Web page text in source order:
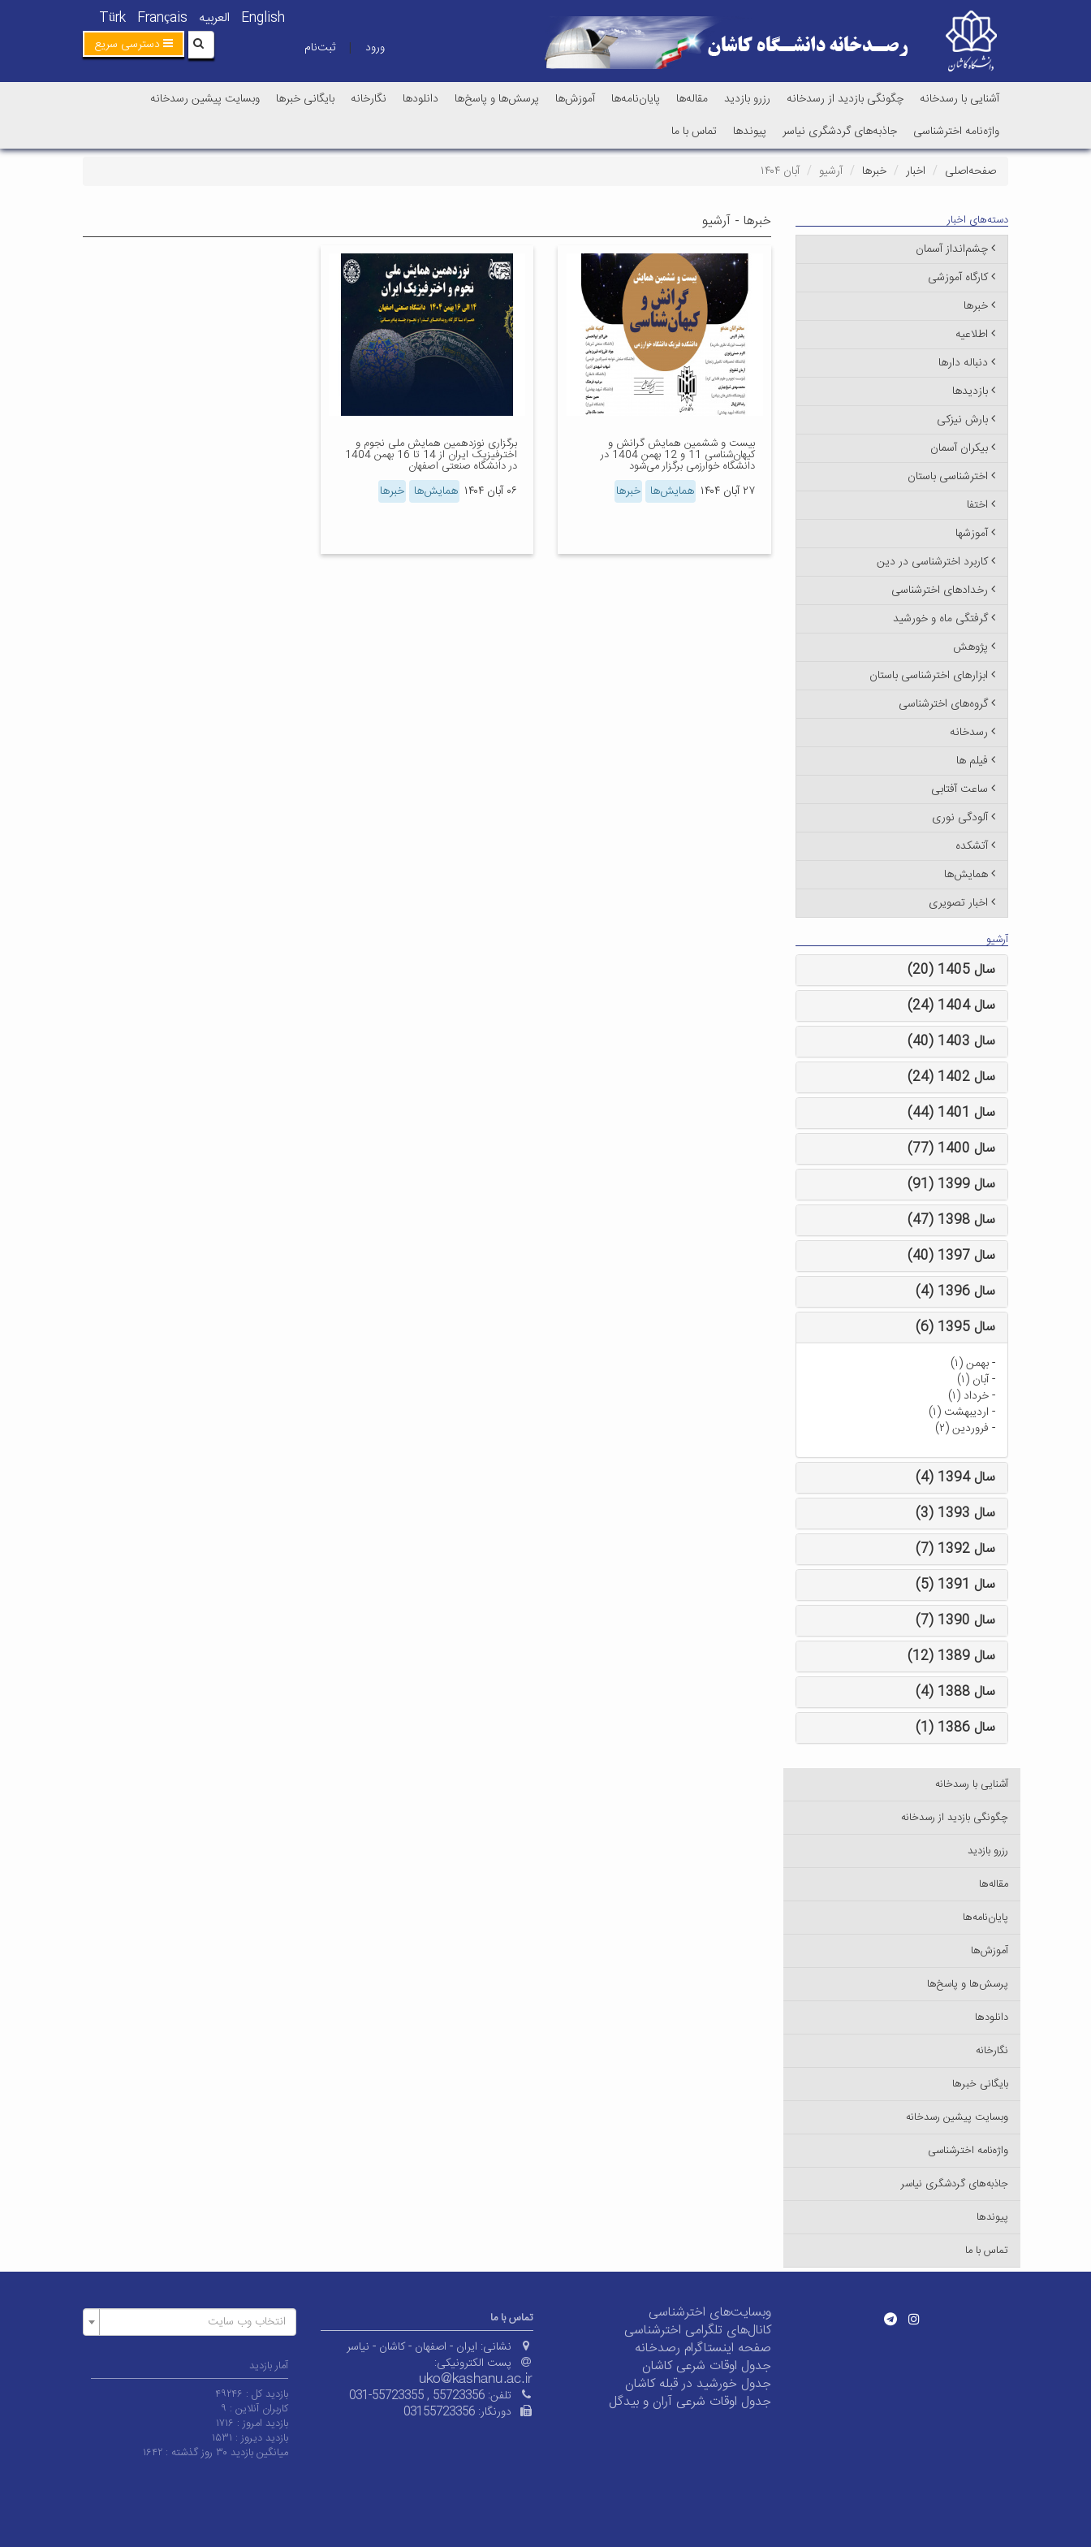
English العربیه Français
Türk
ورود | ثبت‌نام دسترسی سریع
آشنایی با رسدخانه چگونگی بازدید از رسدخانه رزرو بازدید مقاله‌ها پایان‌نامه‌ها آموزش‌ها پرسش‌ها و پاسخ‌ها دانلودها نگارخانه بایگانی خبرها
وبسایت پیشین رسدخانه
واژه‌نامه اخترشناسی
جاذبه‌های گردشگری نیاسر پیوندها تماس با ما
صفحه‌اصلی اخبار خبرها آرشیو آبان ۱۴۰۴
خبرها - آرشیو
بیست و ششمین همایش گرانش و
کیهان‌شناسی 11 و 12 بهمن 1404 در
دانشگاه خوارزمی برگزار می‌شود
۲۷ آبان ۱۴۰۴ همایش‌ها خبرها
برگزاری نوزدهمین همایش ملی نجوم و
اخترفیزیک ایران از 14 تا 16 بهمن 1404
در دانشگاه صنعتی اصفهان
۰۶ آبان ۱۴۰۴ همایش‌ها خبرها
دسته‌های اخبار
چشم‌انداز آسمان
کارگاه آموزشی
خبرها
اطلاعیه
دنباله دارها
بازدیدها
بارش نیزکی
بیکران آسمان
اخترشناسی باستان
اختفا
آموزشها
کاربرد اخترشناسی در دین
رخدادهای اخترشناسی
گرفتگی ماه و خورشید
پژوهش
ابزارهای اخترشناسی باستان
گروه‌های اخترشناسی
رسدخانه
فیلم ها
ساعت آفتابی
آلودگی نوری
آتشکده
همایش‌ها
اخبار تصویری
آرشیو
سال 1405 (20)
سال 1404 (24)
سال 1403 (40)
سال 1402 (24)
سال 1401 (44)
سال 1400 (77)
سال 1399 (91)
سال 1398 (47)
سال 1397 (40)
سال 1396 (4)
سال 1395 (6)
-بهمن (۱)
-آبان (۱)
-خرداد (۱)
- اردیبهشت (۱)
- فروردین (۲)
سال 1394 (4)
سال 1393 (3)
سال 1392 (7)
سال 1391 (5)
سال 1390 (7)
سال 1389 (12)
سال 1388 (4)
سال 1386 (1)
آشنایی با رسدخانه
چگونگی بازدید از رسدخانه
رزرو بازدید
مقاله‌ها
پایان‌نامه‌ها
آموزش‌ها
پرسش‌ها و پاسخ‌ها
دانلودها
نگارخانه
بایگانی خبرها
وبسایت پیشین رسدخانه
واژه‌نامه اخترشناسی
جاذبه‌های گردشگری نیاسر
پیوندها
تماس با ما
وبسایت‌های اخترشناسی
کانال‌های تلگرامی اخترشناسی
صفحه اینستاگرام رصدخانه
جدول اوقات شرعی کاشان
جدول خورشید در قبله کاشان
جدول اوقات شرعی آران و بیدگل
تماس با ما
نشانی: ایران - اصفهان - کاشان - نیاسر
پست الکترونیکی:
تلفن: 031-55723355 , 55723356
دورنگار: 03155723356
انتخاب وب سایت
آمار بازدید
بازدید کل : ۴۹۲۴۶
کاربران آنلاین : ۹
بازدید امروز : ۱۷۱۶
بازدید دیروز : ۱۵۳۱
میانگین بازدید ۳۰ روز گذشته :
۱۶۴۲